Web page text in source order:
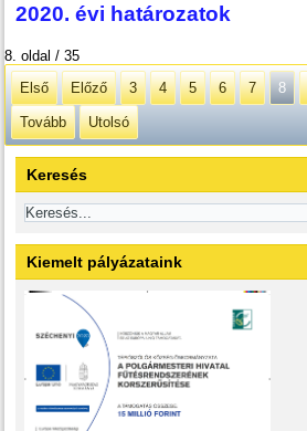
2020. évi határozatok
8. oldal / 35
Első
Előző 3 4 5 6 7 8
Tovább Utolsó
Keresés
Kiemelt pályázataink